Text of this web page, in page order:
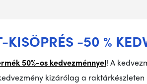
KISÖPRÉS -50 %
50%-os kedvezménnyel! A
kizárólag a